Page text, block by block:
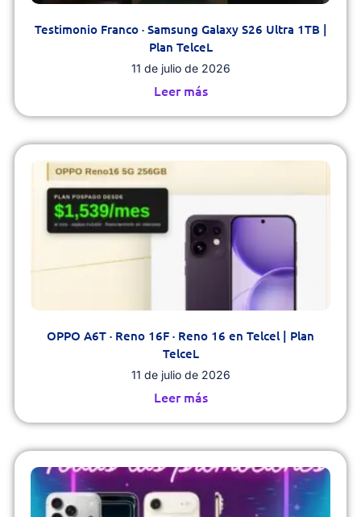
Testimonio Franco · Samsung Galaxy S26 Ultra 1TB |
Plan TelceL
11 de julio de 2026
Leer más
OPPO A6T · Reno 16F · Reno 16 en Telcel | Plan
TelceL
11 de julio de 2026
Leer más